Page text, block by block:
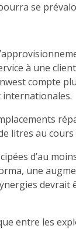
se
à une
compte
internationales.
litres au
d’au
une
devrait
entre les